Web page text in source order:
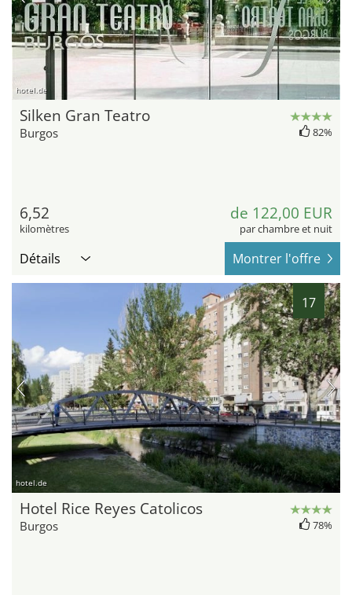
hotel.de
Silken Gran Teatro
Burgos 82%
6,52
kilomètres
de 122,00 EUR
par chambre et nuit
Détails Montrer l'offre
17
hotel.de
Hotel Rice Reyes Catolicos
Burgos 78%